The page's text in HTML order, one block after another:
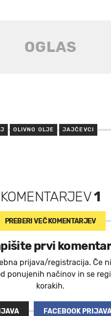
OLIVNO OLJE JAJČEVCI
KOMENTARJEV1
PREBERI VEČ KOMENTARJEV
prvi
prijava/registracija. Če
ponujenih načinov in se
korakih.
FACEBOOK